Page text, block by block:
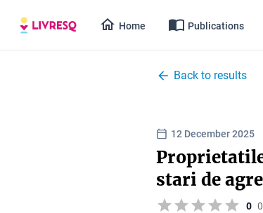
Home Publications
Back to results
12 December 2025
stari de
0